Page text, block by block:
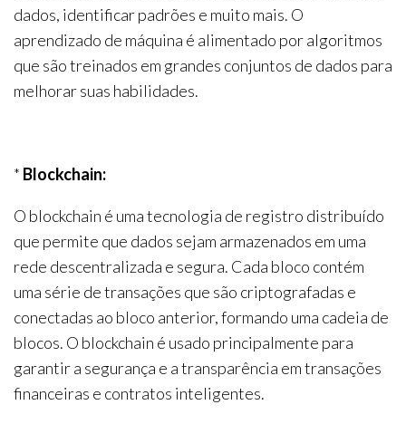
dados, identificar padrões e muito mais. O
aprendizado de máquina é alimentado por algoritmos
que são treinados em grandes conjuntos de dados para
melhorar suas habilidades.
* Blockchain:
O blockchain é uma tecnologia de registro distribuído
que permite que dados sejam armazenados em uma
rede descentralizada e segura. Cada bloco contém
uma série de transações que são criptografadas e
conectadas ao bloco anterior, formando uma cadeia de
blocos. O blockchain é usado principalmente para
garantir a segurança e a transparência em transações
financeiras e contratos inteligentes.